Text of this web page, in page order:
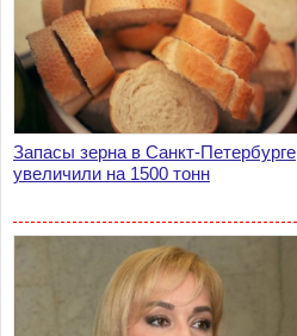
Запасы зерна в Санкт-Петербурге
увеличили на 1500 тонн